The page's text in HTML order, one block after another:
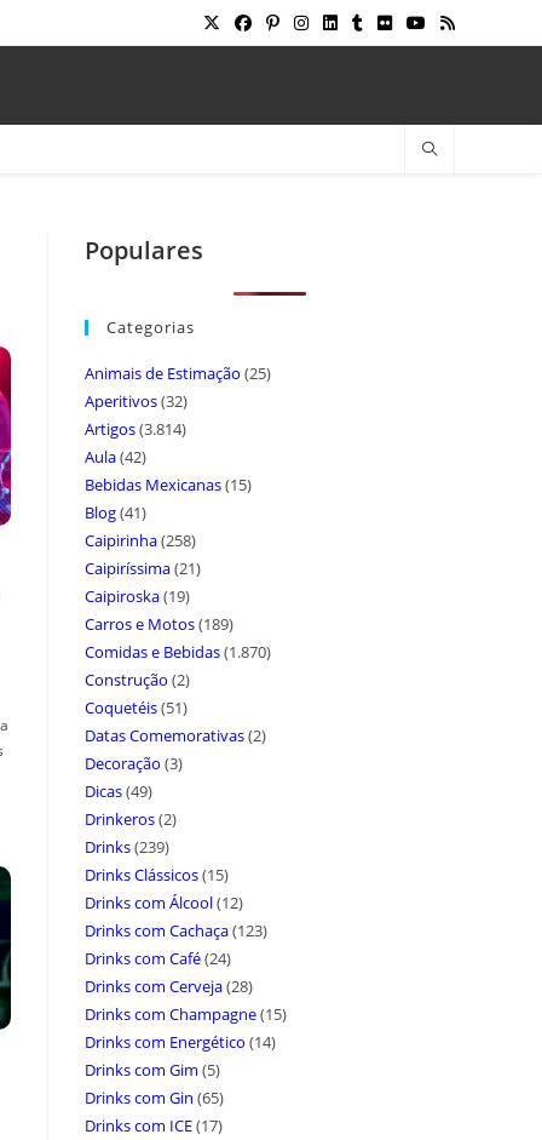
Populares
Categorias
Animais de Estimação (25)
Aperitivos(32)
Artigos(3.814)
Aula(42)
Bebidas Mexicanas(15)
Blog(41)
Caipirinha(258)
Caipiríssima(21)
Caipiroska(19)
Carros e Motos(189)
Comidas e Bebidas(1.870)
Construção (2)
Coquetéis(51)
Datas Comemorativas(2)
Decoração (3)
Dicas(49)
Drinkeros(2)
Drinks(239)
Drinks Clássicos(15)
Drinks com Álcool(12)
Drinks com Cachaça(123)
Drinks com Café(24)
Drinks com Cerveja(28)
Drinks com Champagne(15)
Drinks com Energético (14)
Drinks com Gim (5)
Drinks com Gin (65)
Drinks com ICE(17)